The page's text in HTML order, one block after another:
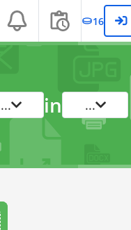
16
... in ...